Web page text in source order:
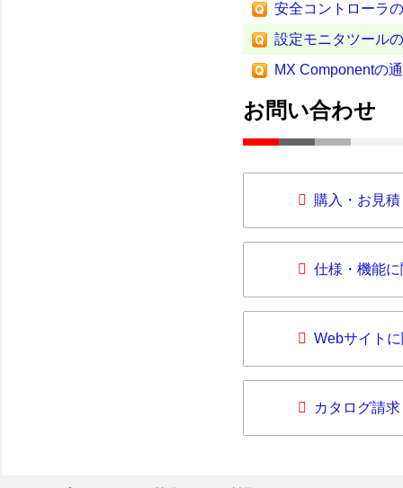
安全コントローラ
設定モニタツール
MX Componentの
お問い合わせ
購入・お見
仕様・機能
Webサイト
カタログ請求